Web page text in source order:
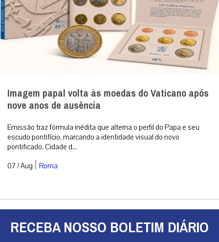
Imagem papal volta às moedas do Vaticano após
nove anos de ausência
Emissão traz fórmula inédita que alterna o perfil do Papa e seu
escudo pontifício, marcando a identidade visual do novo
pontificado. Cidade d...
07 / Aug | Roma
RECEBA NOSSO BOLETIM DIÁRIO